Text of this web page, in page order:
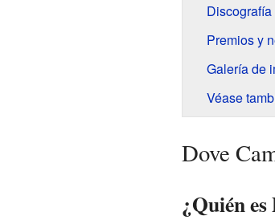
Discografía
Premios y
Galería de
Véase
Dove
¿Quién